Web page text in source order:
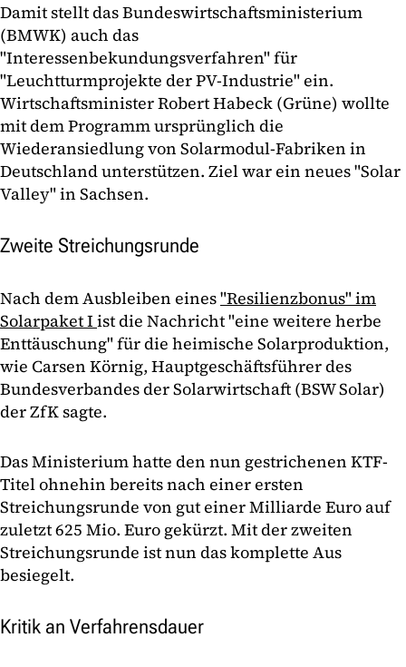
Damit stellt das Bundeswirtschaftsministerium
(BMWK) auch das
"Interessenbekundungsverfahren" für
"Leuchtturmprojekte der PV-Industrie" ein.
Wirtschaftsminister Robert Habeck (Grüne) wollte
mit dem Programm ursprünglich die
Wiederansiedlung von Solarmodul-Fabriken in
Deutschland unterstützen. Ziel war ein neues "Solar
Valley" in Sachsen.
Zweite Streichungsrunde
Nach dem Ausbleiben eines"Resilienzbonus" im
Solarpaket I ist die Nachricht "eine weitere herbe
Enttäuschung" für die heimische Solarproduktion,
wie Carsen Körnig, Hauptgeschäftsführer des
Bundesverbandes der Solarwirtschaft (BSW Solar)
der ZfK sagte.
Das Ministerium hatte den nun gestrichenen KTF-
Titel ohnehin bereits nach einer ersten
Streichungsrunde von gut einer Milliarde Euro auf
zuletzt 625 Mio. Euro gekürzt. Mit der zweiten
Streichungsrunde ist nun das komplette Aus
besiegelt.
Kritik an Verfahrensdauer